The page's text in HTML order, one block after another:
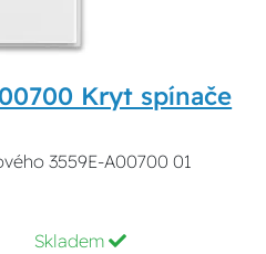
Kryt spínače
3559E-A00700 01
Skladem